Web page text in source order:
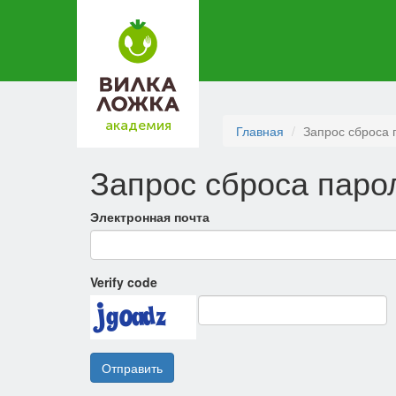
академия Главная Запрос сброса
Запрос сброса
Электронная почта
Verify code
Отправить